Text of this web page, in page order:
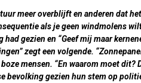
meer overblijft en anderen dat
als je geen windmolens
gezien en “Geef mij maar
zegt een volgende.
mensen. “En waarom moet dit?
bevolking gezien hun stem op